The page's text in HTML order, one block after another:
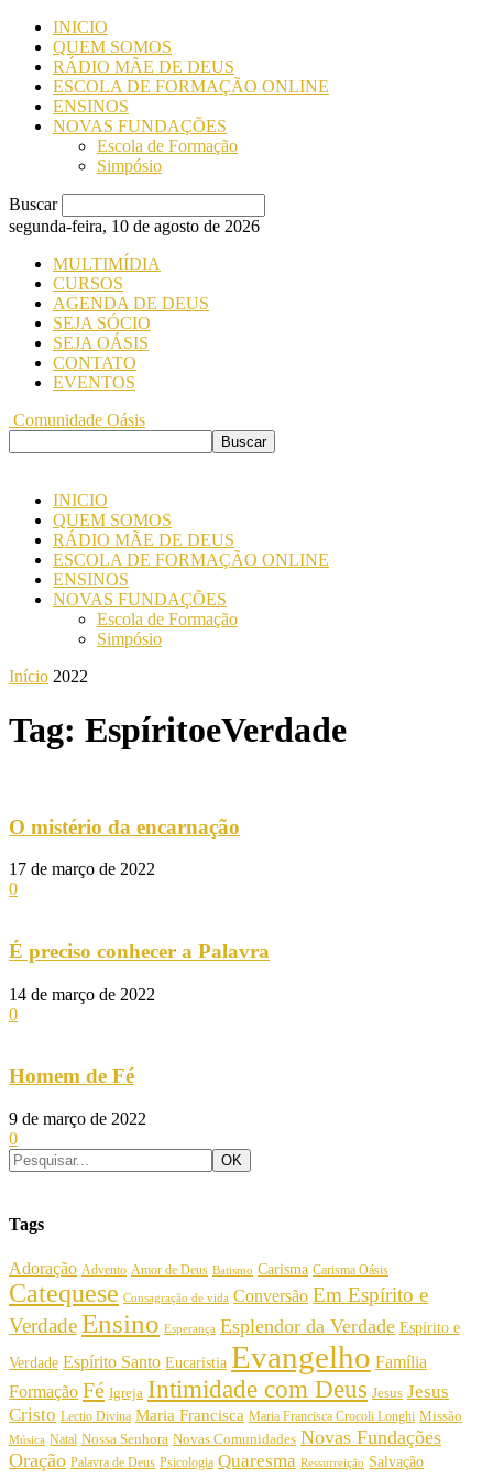
INICIO
QUEM SOMOS
RÁDIO MÃE DE DEUS
ESCOLA DE FORMAÇÃO ONLINE
ENSINOS
NOVAS FUNDAÇÕES
Escola de Formação
Simpósio
Buscar
segunda-feira, 10 de agosto de 2026
MULTIMÍDIA
CURSOS
AGENDA DE DEUS
SEJA SÓCIO
SEJA OÁSIS
CONTATO
EVENTOS
Comunidade Oásis
INICIO
QUEM SOMOS
RÁDIO MÃE DE DEUS
ESCOLA DE FORMAÇÃO ONLINE
ENSINOS
NOVAS FUNDAÇÕES
Escola de Formação
Simpósio
Início 2022
Tag: EspíritoeVerdade
O mistério da encarnação
17 de março de 2022
0
É preciso conhecer a Palavra
14 de março de 2022
0
Homem de Fé
9 de março de 2022
0
Tags
Adoração Advento Amor de Deus Batismo Carisma Carisma Oásis
Catequese Consagração de vida Conversão Em Espírito e
VerdadeEnsino Esperança Esplendor da Verdade Espírito e
Verdade Espírito Santo Eucaristia Evangelho Família
Formação Fé Igreja Intimidade com Deus Jesus Jesus
Cristo Lectio Divina Maria Francisca Maria Francisca Crocoli Longhi Missão
Música Natal Nossa Senhora Novas Comunidades Novas Fundações
Oração Palavra de Deus Psicologia Quaresma Ressurreição Salvação